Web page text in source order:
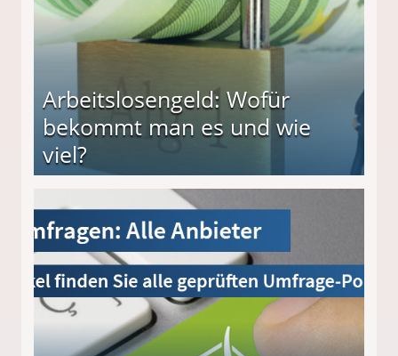
Arbeitslosengeld: Wofür
bekommt man es und wie
viel?
und wie viel?